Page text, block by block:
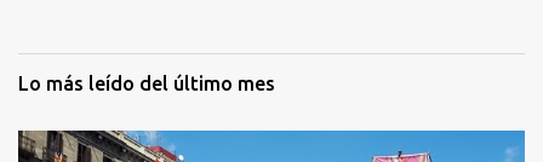
Lo más leído del último mes